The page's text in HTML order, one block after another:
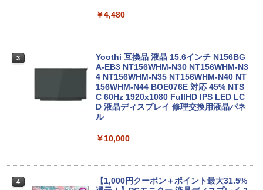
Wi-Fi6/ Office付きWindows11/ Win11
￥20,990
【期間限定P15倍+最大10%OFFクーポ
ン】 【3年保証】東芝 TOSHIBA DYNAB
OOK DYNABOOK B65/DN SSD256GB
古 アウトレット 返品 送料無料 中古ノー
￥27,500
Windows11 Pro 8K/4K 3画面出力 LAN *
り高性能
￥61,999
HP ProOne 600 G6 AIO 21.5インチ 第1
0世代 Core i5 メモリ16GB Nvme M.2 S
Type-C Windows11 一体型 中古パソコ
￥4,480
3
Yoothi 互換品 液晶 15.6インチ N156BG
A-EB3 NT156WHM-N30 NT156WHM-N3
4 NT156WHM-N35 NT156WHM-N40 NT
156WHM-N44 BOE076E 対応 45% NTS
C 60Hz 1920x1080 FullHD IPS LED LC
D 液晶ディスプレイ 修理交換用液晶パネ
ル
￥10,000
4
【1,000円クーポン＋ポイント最大31.5%